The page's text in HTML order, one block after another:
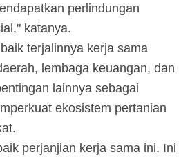
perlindungan
katanya.
terjalinnya kerja sama
lembaga keuangan, dan
lainnya sebagai
ekosistem pertanian
perjanjian kerja sama ini. Ini